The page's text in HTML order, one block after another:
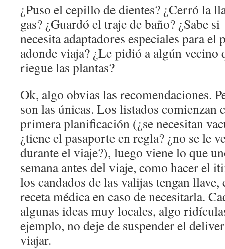
¿Puso el cepillo de dientes? ¿Cerró la
gas? ¿Guardó el traje de baño? ¿Sabe si
necesita adaptadores especiales para el
adonde viaja? ¿Le pidió a algún vecino
riegue las plantas?
Ok, algo obvias las recomendaciones.
son las únicas. Los listados comienzan
primera planificación (¿se necesitan
¿tiene el pasaporte en regla? ¿no se le
durante el viaje?), luego viene lo que
semana antes del viaje, como hacer el
los candados de las valijas tengan
receta médica en caso de necesitarla.
algunas ideas muy locales, algo
ejemplo, no deje de suspender el
viajar.